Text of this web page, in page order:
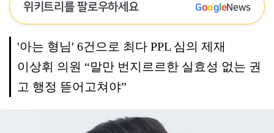
위키트리를 팔로우하세요 GoogleNews
'아는 형님' 6건으로 최다 PPL 심의 제재
이상휘 의원 “말만 번지르르한 실효성 없는 권
고 행정 뜯어고쳐야”